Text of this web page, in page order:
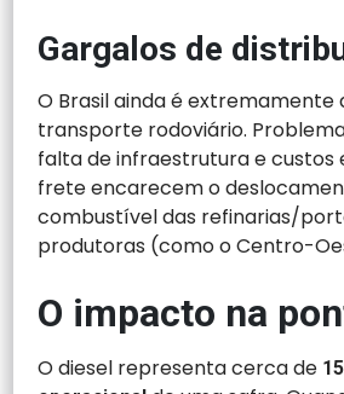
Gargalos de
O Brasil ainda é
transporte rodoviário.
falta de infraestrutura e custos
frete encarecem o
combustível das refinarias/
produtoras (como o Centro-
O impacto na
O diesel representa cerca de